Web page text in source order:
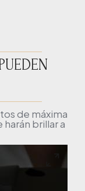
de máxima
brillar a